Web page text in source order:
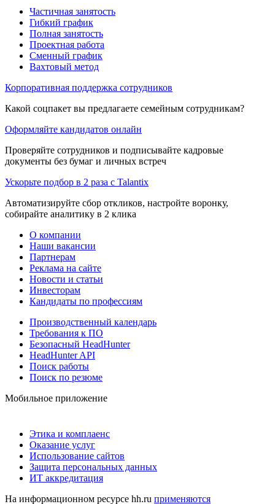
Частичная занятость
Гибкий график
Полная занятость
Проектная работа
Сменный график
Вахтовый метод
Корпоративная поддержка сотрудников
Какой соцпакет вы предлагаете семейным сотрудникам?
Оформляйте кандидатов онлайн
Проверяйте сотрудников и подписывайте кадровые
документы без бумаг и личных встреч
Ускорьте подбор в 2 раза с Talantix
Автоматизируйте сбор откликов, настройте воронку,
собирайте аналитику в 2 клика
О компании
Наши вакансии
Партнерам
Реклама на сайте
Новости и статьи
Инвесторам
Кандидаты по профессиям
Производственный календарь
Требования к ПО
Безопасный HeadHunter
HeadHunter API
Поиск работы
Поиск по резюме
Мобильное приложение
Этика и комплаенс
Оказание услуг
Использование сайтов
Защита персональных данных
ИТ аккредитация
На информационном ресурсе hh.ru применяются